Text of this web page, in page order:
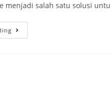
menjadi salah satu solusi